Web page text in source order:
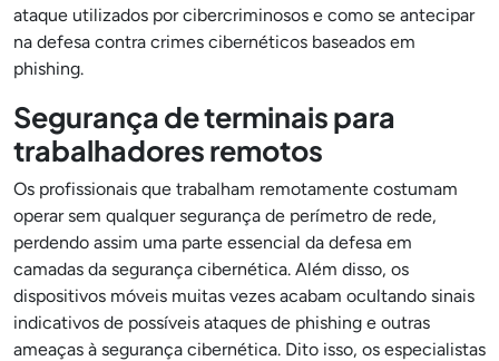
ataque utilizados por cibercriminosos e como se antecipar
na defesa contra crimes cibernéticos baseados em
phishing.
Segurança de terminais para
trabalhadores remotos
Os profissionais que trabalham remotamente costumam
operar sem qualquer segurança de perímetro de rede,
perdendo assim uma parte essencial da defesa em
camadas da segurança cibernética. Além disso, os
dispositivos móveis muitas vezes acabam ocultando sinais
indicativos de possíveis ataques de phishing e outras
ameaças à segurança cibernética. Dito isso, os especialistas